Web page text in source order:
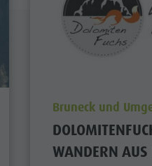
Bruneck und
WANDERN AUS